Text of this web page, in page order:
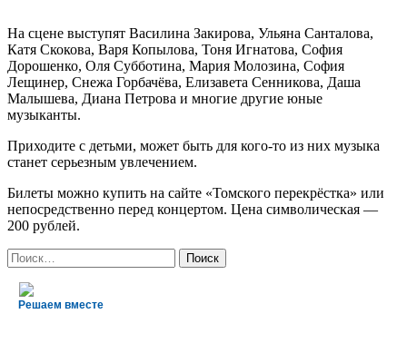
На сцене выступят Василина Закирова, Ульяна Санталова,
Катя Скокова, Варя Копылова, Тоня Игнатова, София
Дорошенко, Оля Субботина, Мария Молозина, София
Лещинер, Снежа Горбачёва, Елизавета Сенникова, Даша
Малышева, Диана Петрова и многие другие юные
музыканты.
Приходите с детьми, может быть для кого-то из них музыка
станет серьезным увлечением.
Билеты можно купить на сайте «Томского перекрёстка» или
непосредственно перед концертом. Цена символическая —
200 рублей.
Найти:
Решаем вместе